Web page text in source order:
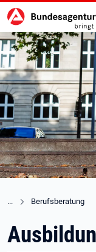
zu den Hauptinhalten
Berufsberatung